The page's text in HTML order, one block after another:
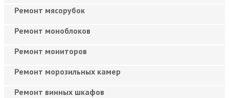
Ремонт мясорубок
Ремонт моноблоков
Ремонт мониторов
Ремонт морозильных камер
Ремонт винных шкафов